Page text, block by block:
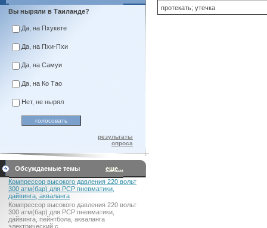
Вы ныряли в Таиланде?
Да, на Пхукете
Да, на Пхи-Пхи
Да, на Самуи
Да, на Ко Тао
Нет, не нырял
результаты
опроса
Обсуждаемые темы
еще...
Компрессор высокого давления 220 вольт
300 атм(бар) для PCP пневматики,
дайвинга, акваланга
Компрессор высокого давления 220 вольт
300 атм(бар) для PCP пневматики,
дайвинга, пейнтбола, акваланга
электрический c...
протекать; утечка